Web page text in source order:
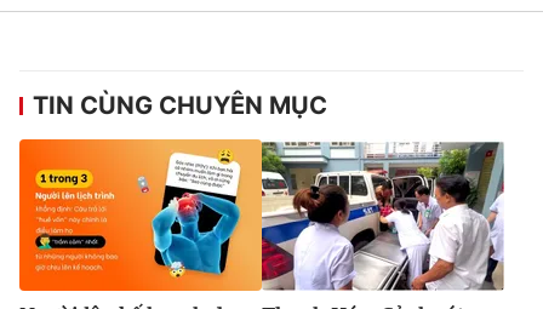
TIN CÙNG CHUYÊN MỤC